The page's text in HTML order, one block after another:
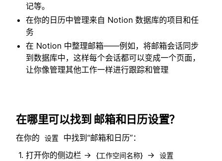
记等。
在你的日历中管理来自 Notion 数据库的项目和任
务
在 Notion 中整理邮箱——例如，将邮箱会话同步
到数据库中，这样每个会话都可以变成一个页面，
让你像管理其他工作一样进行跟踪和管理
在哪里可以找到 邮箱和日历设置？
在你的 设置
中找到“邮箱和日历”：
打开你的侧边栏 →
{工作空间名称} → 设置